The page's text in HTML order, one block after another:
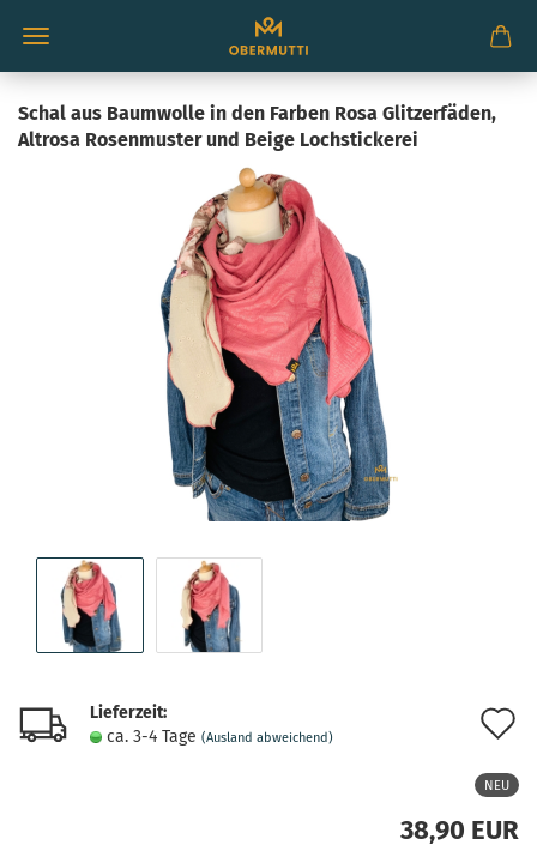
Schal aus Baumwolle in den Farben Rosa Glitzerfäden,
Altrosa Rosenmuster und Beige Lochstickerei
Lieferzeit:
ca. 3-4 Tage (Ausland abweichend)
NEU
38,90 EUR